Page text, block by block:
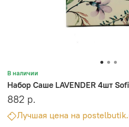
В наличии
Набор Саше LAVENDER 4шт
882 р.
Лучшая цена на